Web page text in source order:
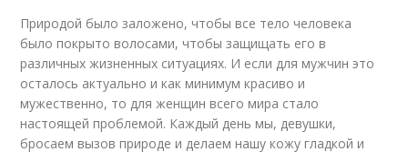
Природой было заложено, чтобы все тело человека
было покрыто волосами, чтобы защищать его в
различных жизненных ситуациях. И если для мужчин это
осталось актуально и как минимум красиво и
мужественно, то для женщин всего мира стало
настоящей проблемой. Каждый день мы, девушки,
бросаем вызов природе и делаем нашу кожу гладкой и